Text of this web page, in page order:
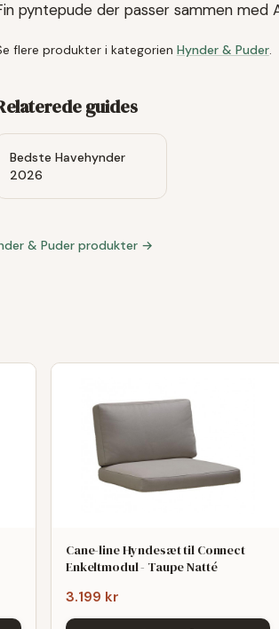
pyntepude der passer sammen med
flere produkter i kategorien Hynder & Puder.
guides
Bedste Havehynder
2026
& Puder produkter →
Cane-line Hyndesæt til Connect
Enkeltmodul - Taupe Natté
3.199 kr